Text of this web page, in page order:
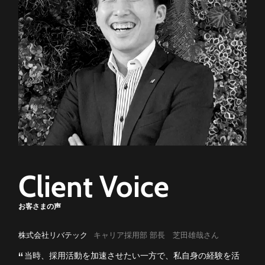
Client Voice
お客さまの声
株式会社リバテック キャリア採用部 部長 芝田雄哉さん
当時、採用活動を加速させたい一方で、私自身の経験を活